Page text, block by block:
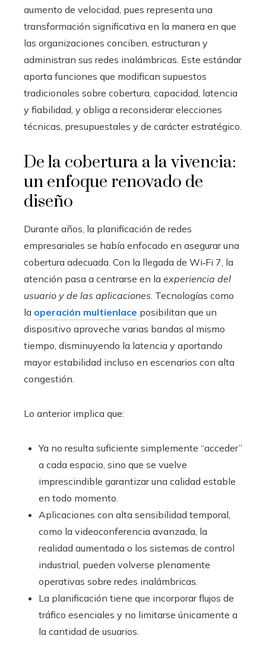
aumento de velocidad, pues representa una
transformación significativa en la manera en que
las organizaciones conciben, estructuran y
administran sus redes inalámbricas. Este estándar
aporta funciones que modifican supuestos
tradicionales sobre cobertura, capacidad, latencia
y fiabilidad, y obliga a reconsiderar elecciones
técnicas, presupuestales y de carácter estratégico.
De la cobertura a la vivencia:
un enfoque renovado de
diseño
Durante años, la planificación de redes
empresariales se había enfocado en asegurar una
cobertura adecuada. Con la llegada de Wi‑Fi 7, la
atención pasa a centrarse en la experiencia del
usuario y de las aplicaciones. Tecnologías como
la operación multienlace posibilitan que un
dispositivo aproveche varias bandas al mismo
tiempo, disminuyendo la latencia y aportando
mayor estabilidad incluso en escenarios con alta
congestión.
Lo anterior implica que:
Ya no resulta suficiente simplemente “acceder”
a cada espacio, sino que se vuelve
imprescindible garantizar una calidad estable
en todo momento.
Aplicaciones con alta sensibilidad temporal,
como la videoconferencia avanzada, la
realidad aumentada o los sistemas de control
industrial, pueden volverse plenamente
operativas sobre redes inalámbricas.
La planificación tiene que incorporar flujos de
tráfico esenciales y no limitarse únicamente a
la cantidad de usuarios.